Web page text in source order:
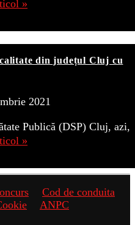
»
din județul Cluj cu
2021
Publică (DSP) Cluj, azi,
»
Cod de conduita
ANPC